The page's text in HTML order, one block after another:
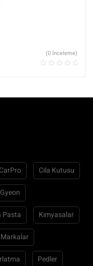
(0 İnceleme)
CarPro Cila Kutusu
Gyeon
Pasta Kimyasalar
Markalar
Pedler